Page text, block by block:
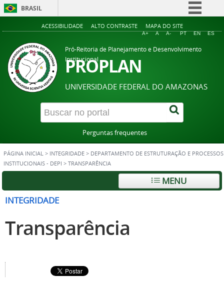
BRASIL
Simplifique!
Acesso à informação
Legislação
Canais
ACESSIBILIDADE ALTO CONTRASTE MAPA DO SITE
A+ A A- PT EN ES
Pró-Reitoria de Planejamento e Desenvolvimento
Institucional
PROPLAN
UNIVERSIDADE FEDERAL DO AMAZONAS
Perguntas frequentes
PÁGINA INICIAL > INTEGRIDADE > DEPARTAMENTO DE ESTRUTURAÇÃO E PROCESSOS
INSTITUCIONAIS - DEPI > TRANSPARÊNCIA
MENU
INTEGRIDADE
Transparência